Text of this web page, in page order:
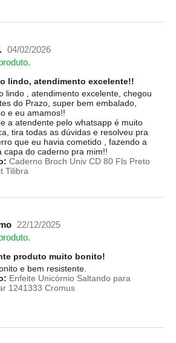
04/02/2026
lindo, atendimento excelente!!
lindo , atendimento excelente, chegou
do Prazo, super bem embalado,
e eu amamos!!
a atendente pelo whatsapp é muito
tira todas as dúvidas e resolveu pra
que eu havia cometido , fazendo a
capa do caderno pra mim!!
Caderno Broch Univ CD 80 Fls Preto
Tilibra
22/12/2025
produto muito bonito!
e bem resistente.
Enfeite Unicórnio Saltando para
1241333 Cromus